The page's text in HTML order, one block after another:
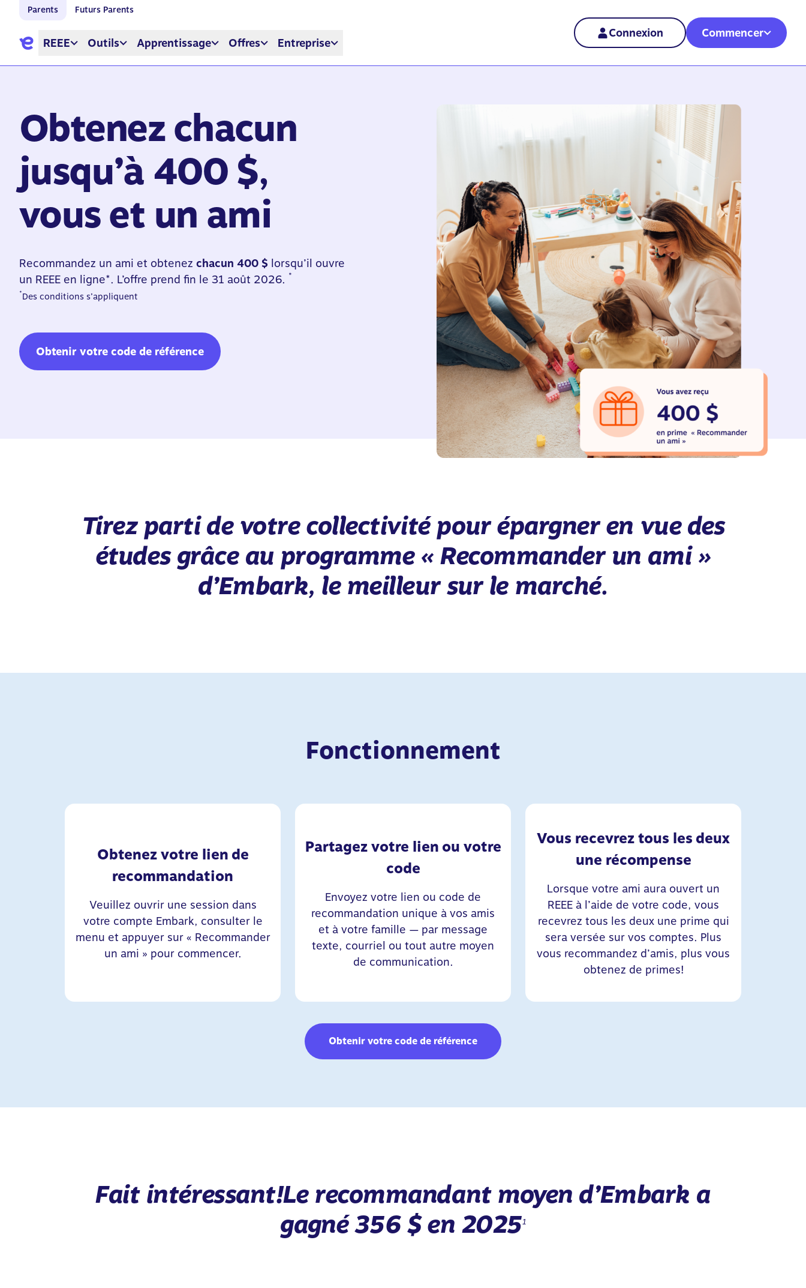
Parents Futurs Parents
REEE Outils Apprentissage Offres Entreprise
Connexion Commencer
Obtenez chacun
jusqu’à 400 $,
vous et un ami
Recommandez un ami et obtenez chacun 400 $ lorsqu’il ouvre
un REEE en ligne*. L’offre prend fin le 31 août 2026. *
*Des conditions s’appliquent
Obtenir votre code de référence
Tirez parti de votre collectivité pour épargner en vue des
études grâce au programme « Recommander un ami »
d’Embark, le meilleur sur le marché.
Fonctionnement
Obtenez votre lien de
recommandation
Veuillez ouvrir une session dans
votre compte Embark, consulter le
menu et appuyer sur « Recommander
un ami » pour commencer.
Partagez votre lien ou votre
code
Envoyez votre lien ou code de
recommandation unique à vos amis
et à votre famille — par message
texte, courriel ou tout autre moyen
de communication.
Vous recevrez tous les deux
une récompense
Lorsque votre ami aura ouvert un
REEE à l’aide de votre code, vous
recevrez tous les deux une prime qui
sera versée sur vos comptes. Plus
vous recommandez d’amis, plus vous
obtenez de primes!
Obtenir votre code de référence
Fait intéressant!Le recommandant moyen d’Embark a
gagné 356 $ en 20251